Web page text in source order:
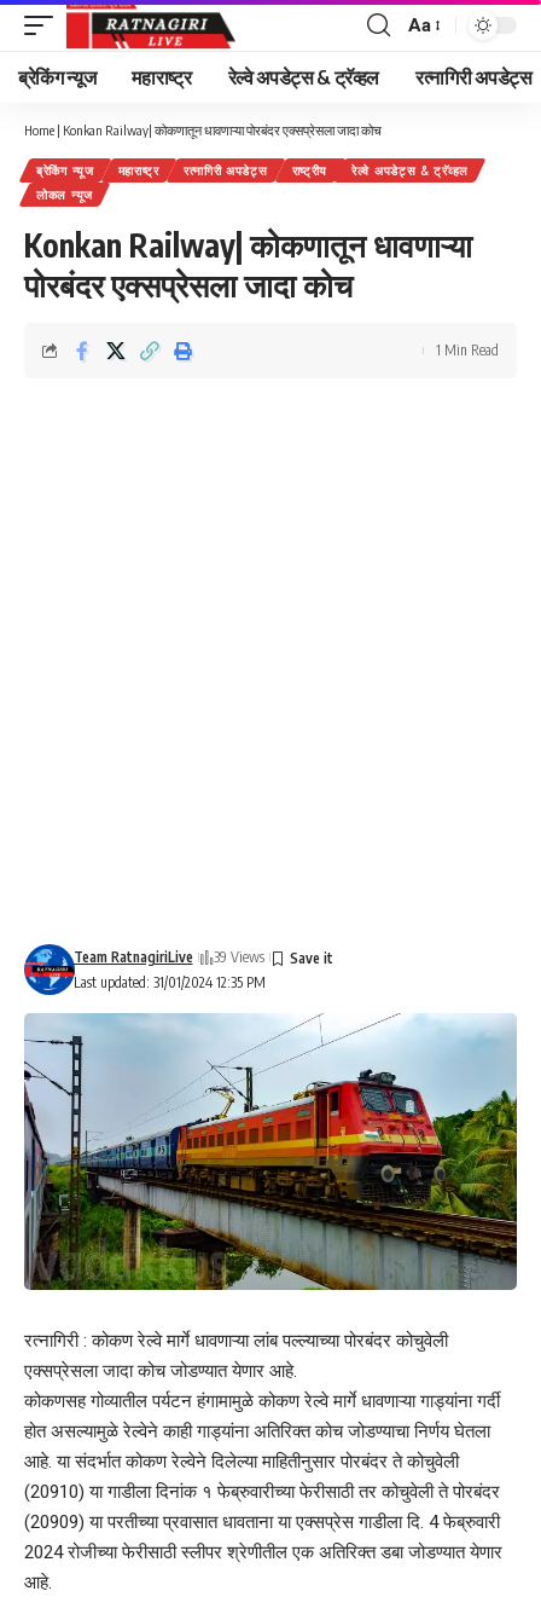
Font
Resizer
Aa
ब्रेकिंग न्यूज महाराष्ट्र रेल्वे अपडेट्स & ट्रॅव्हल रत्नागिरी अपडेट्स
Home | Konkan Railway| कोकणातून धावणाऱ्या पोरबंदर एक्सप्रेसला जादा कोच
ब्रेकिंग न्यूज महाराष्ट्र रत्नागिरी अपडेट्स राष्ट्रीय
रेल्वे अपडेट्स & ट्रॅव्हल
लोकल न्यूज
Konkan Railway| कोकणातून धावणाऱ्या
पोरबंदर एक्सप्रेसला जादा कोच
Last updated: 31/01/2024 12:35 PM
Team RatnagiriLive 39 Views
1 Min Read
रत्नागिरी : कोकण रेल्वे मार्गे धावणाऱ्या लांब पल्ल्याच्या पोरबंदर कोचुवेली
एक्सप्रेसला जादा कोच जोडण्यात येणार आहे.
कोकणसह गोव्यातील पर्यटन हंगामामुळे कोकण रेल्वे मार्गे धावणाऱ्या गाड्यांना गर्दी
होत असल्यामुळे रेल्वेने काही गाड्यांना अतिरिक्त कोच जोडण्याचा निर्णय घेतला
आहे. या संदर्भात कोकण रेल्वेने दिलेल्या माहितीनुसार पोरबंदर ते कोचुवेली
(20910) या गाडीला दिनांक १ फेब्रुवारीच्या फेरीसाठी तर कोचुवेली ते पोरबंदर
(20909) या परतीच्या प्रवासात धावताना या एक्सप्रेस गाडीला दि. 4 फेब्रुवारी
2024 रोजीच्या फेरीसाठी स्लीपर श्रेणीतील एक अतिरिक्त डबा जोडण्यात येणार
आहे.